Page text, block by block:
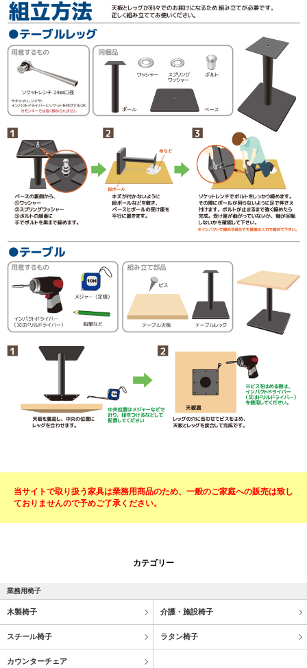
当サイトで取り扱う家具は業務用商品のため、一般のご家庭への販売は致し
ておりませんので予めご了承ください。
カテゴリー
業務用椅子
木製椅子 介護・施設椅子
スチール椅子 ラタン椅子
カウンターチェア